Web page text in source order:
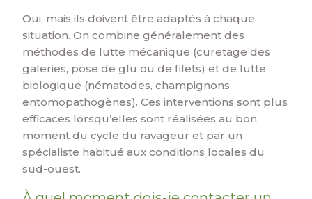
Oui, mais ils doivent être adaptés à chaque
situation. On combine généralement des
méthodes de lutte mécanique (curetage des
galeries, pose de glu ou de filets) et de lutte
biologique (nématodes, champignons
entomopathogènes). Ces interventions sont plus
efficaces lorsqu’elles sont réalisées au bon
moment du cycle du ravageur et par un
spécialiste habitué aux conditions locales du
sud-ouest.